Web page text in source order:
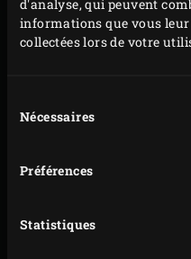
d'analyse, qui peuvent
informations que vous
collectées lors de votre
duNécessaires
Préférences
Statistiques
couvercle de l’EGG
bouillon pendant
puis remettez-la sur
fenouil, la tomate et
Mélangez de temps